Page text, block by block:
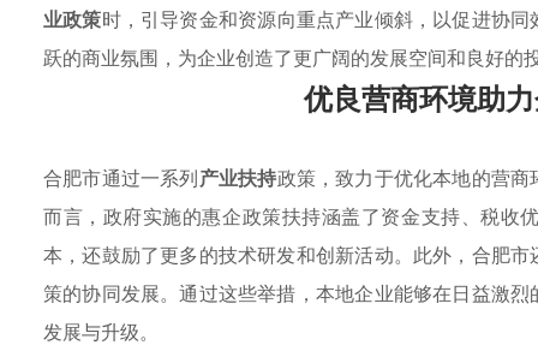
业政策时，引导资金和资源向重点产业倾斜，以促进协
跃的商业氛围，为企业创造了更广阔的发展空间和良好的
优良营商环境助
合肥市通过一系列产业扶持政策，致力于优化本地的营
而言，政府实施的惠企政策扶持涵盖了资金支持、税收
本，还鼓励了更多的技术研发和创新活动。此外，合肥
策的协同发展。通过这些举措，本地企业能够在日益激
发展与升级。